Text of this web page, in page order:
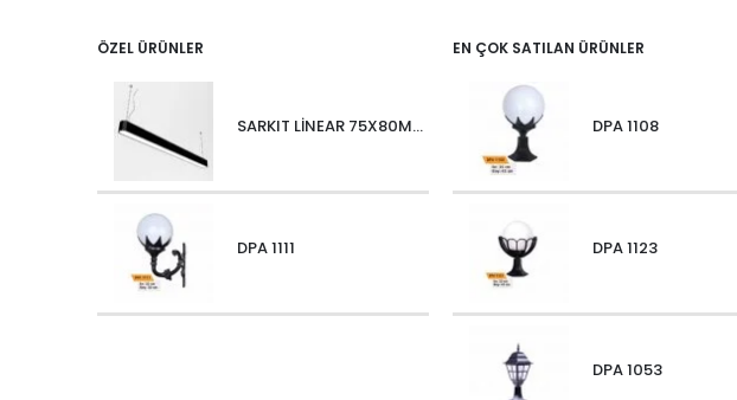
ÖZEL ÜRÜNLER
SARKIT LİNEAR 75X80MM OVALIUM 30W 4000 LM MT
DPA 1111
EN ÇOK SATILAN ÜRÜNLER
DPA 1108
DPA 1123
DPA 1053